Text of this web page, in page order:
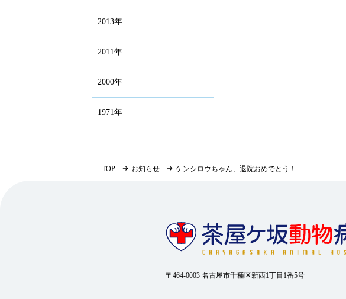
2013年
2011年
2000年
1971年
TOP お知らせ ケンシロウちゃん、退院おめでとう！
〒464-0003 名古屋市千種区新西1丁目1番5号